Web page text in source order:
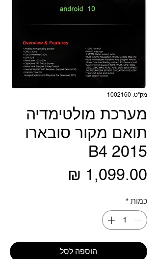
מק"ט: 1002160
מערכת מולטימדיה
תואם מקור סובארו
B4 2015
כמות *
הוספה לסל